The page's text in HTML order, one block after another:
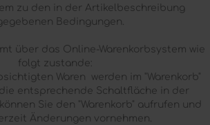
zu den in der Artikelbeschreibung
Bedingungen.
über das Online-Warenkorbsystem wie
folgt zustande:
Waren werden im "Warenkorb"
entsprechende Schaltfläche in der
Sie den "Warenkorb" aufrufen und
Änderungen vornehmen.